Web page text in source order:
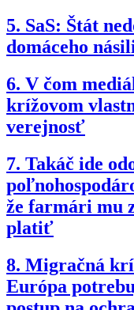
5. SaS: Štát
domáceho
6. V čom
krížovom
verejnosť
7. Takáč ide
že farmári mu
platiť
8. Migračná
Európa